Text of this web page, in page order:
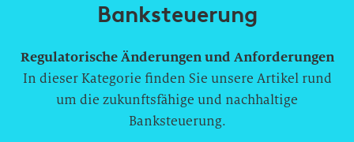
Banksteuerung
Regulatorische Änderungen und Anforderungen
In dieser Kategorie finden Sie unsere Artikel rund
um die zukunftsfähige und nachhaltige
Banksteuerung.